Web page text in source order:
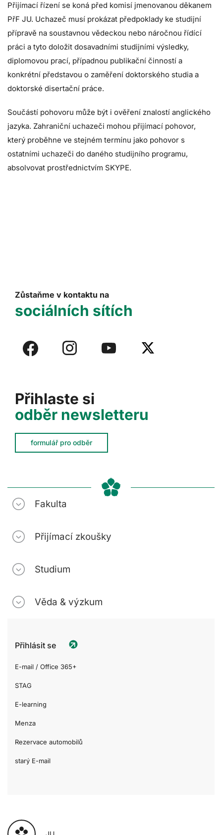
Přijímací řízení se koná před komisí jmenovanou děkanem
PřF JU. Uchazeč musí prokázat předpoklady ke studijní
přípravě na soustavnou vědeckou nebo náročnou řídící
práci a tyto doložit dosavadními studijními výsledky,
diplomovou prací, případnou publikační činností a
konkrétní představou o zaměření doktorského studia a
doktorské disertační práce.
Součástí pohovoru může být i ověření znalostí anglického
jazyka. Zahraniční uchazeči mohou přijímací pohovor,
který proběhne ve stejném termínu jako pohovor s
ostatními uchazeči do daného studijního programu,
absolvovat prostřednictvím SKYPE.
Přihlaste si
odběr newsletteru
formulář pro odběr
Zůstaňme v kontaktu na
sociálních sítích
Fakulta
Přijímací zkoušky
Studium
Věda & výzkum
Přihlásit se
E-mail / Office 365+
STAG
E-learning
Menza
Rezervace automobilů
starý E-mail